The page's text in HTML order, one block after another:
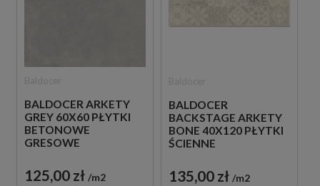
BALDOCER ARKETY
GREY 60X60 PŁYTKI
BETONOWE
GRESOWE
125,00 zł m2
BALDOCER
BACKSTAGE ARKETY
BONE 40X120 PŁYTKI
ŚCIENNE
135,00 zł m2